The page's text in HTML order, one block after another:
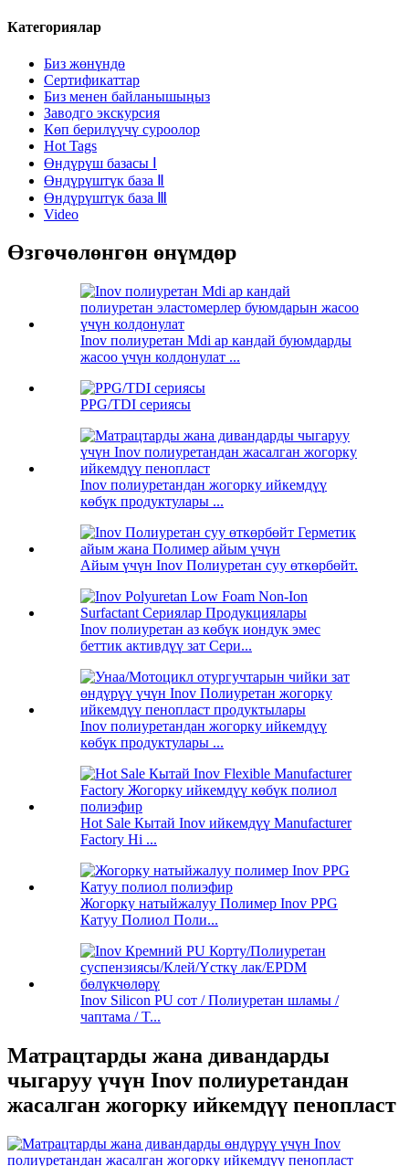
Категориялар
Биз жөнүндө
Сертификаттар
Биз менен байланышыңыз
Заводго экскурсия
Көп берилүүчү суроолор
Hot Tags
Өндүрүш базасы Ⅰ
Өндүрүштүк база Ⅱ
Өндүрүштүк база Ⅲ
Video
Өзгөчөлөнгөн өнүмдөр
Inov полиуретан Mdi ар кандай буюмдарды
жасоо үчүн колдонулат ...
PPG/TDI сериясы
Inov полиуретандан жогорку ийкемдүү
көбүк продуктулары ...
Айым үчүн Inov Полиуретан суу өткөрбөйт.
Inov полиуретан аз көбүк иондук эмес
беттик активдүү зат Сери...
Inov полиуретандан жогорку ийкемдүү
көбүк продуктулары ...
Hot Sale Кытай Inov ийкемдүү Manufacturer
Factory Hi ...
Жогорку натыйжалуу Полимер Inov PPG
Катуу Полиол Поли...
Inov Silicon PU сот / Полиуретан шламы /
чаптама / T...
Матрацтарды жана дивандарды
чыгаруу үчүн Inov полиуретандан
жасалган жогорку ийкемдүү пенопласт